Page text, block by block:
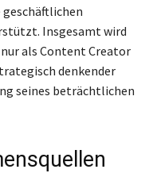
geschäftlichen
Insgesamt wird
als Content Creator
denkender
seines beträchtlichen